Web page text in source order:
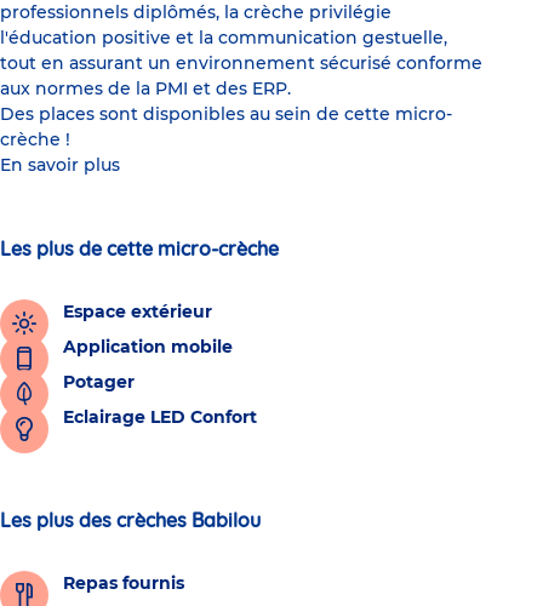
professionnels diplômés, la crèche privilégie
l'éducation positive et la communication gestuelle,
tout en assurant un environnement sécurisé conforme
aux normes de la PMI et des ERP.
Des places sont disponibles au sein de cette micro-
crèche !
En savoir plus
Les plus de cette micro-crèche
Espace extérieur
Application mobile
Potager
Eclairage LED Confort
Les plus des crèches Babilou
Repas fournis